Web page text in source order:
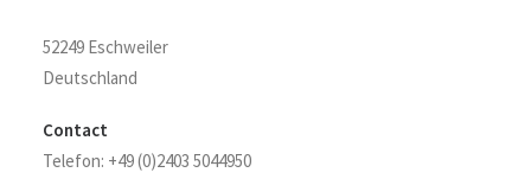
52249 Eschweiler
Deutschland
Contact
Telefon: +49 (0)2403 5044950